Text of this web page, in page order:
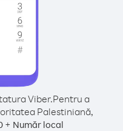
Viber.Pentru a
Palestiniană,
+ Număr local